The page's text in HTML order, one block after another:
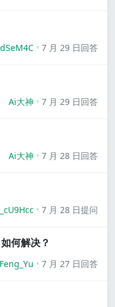
7 月 29 日回答
Ai大神 7 月 29 日回答
Ai大神 7 月 28 日回答
7 月 28 日提问
何解决？
Feng_Yu 7 月 27 日回答